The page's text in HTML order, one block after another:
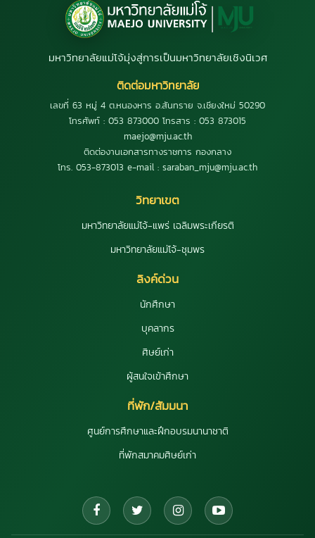
มหาวิทยาลัยแม่โจ้มุ่งสู่การเป็นมหาวิทยาลัยเชิงนิเวศ
ติดต่อมหาวิทยาลัย
เลขที่ 63 หมู่ 4 ต.หนองหาร อ.สันทราย จ.เชียงใหม่ 50290
โทรศัพท์ : 053 873000 โทรสาร : 053 873015
maejo@mju.ac.th
ติดต่องานเอกสารทางราชการ กองกลาง
โทร. 053-873013 e-mail : saraban_mju@mju.ac.th
วิทยาเขต
มหาวิทยาลัยแม่โจ้-แพร่ เฉลิมพระเกียรติ
มหาวิทยาลัยแม่โจ้-ชุมพร
ลิงค์ด่วน
นักศึกษา
บุคลากร
ศิษย์เก่า
ผู้สนใจเข้าศึกษา
ที่พัก/สัมมนา
ศูนย์การศึกษาและฝึกอบรมนานาชาติ
ที่พักสมาคมศิษย์เก่า